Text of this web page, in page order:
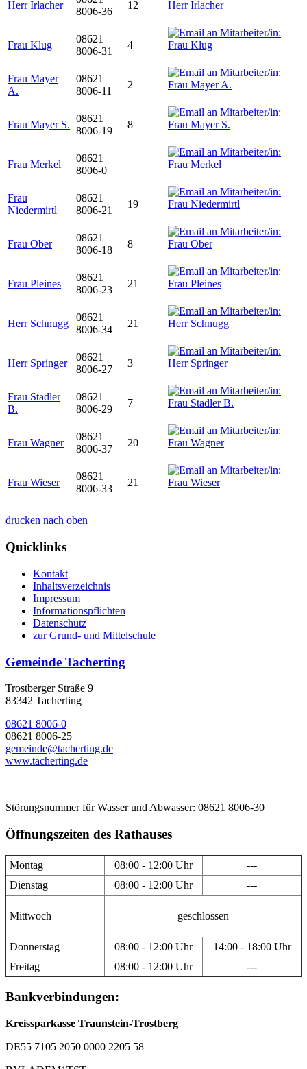
Herr Irlacher
8006-36
12
Frau Klug
08621
8006-31
4
Frau Mayer
A.
08621
8006-11
2
Frau Mayer S.
08621
8006-19
8
Frau Merkel
08621
8006-0
Frau
Niedermirtl
08621
8006-21
19
Frau Ober
08621
8006-18
8
Frau Pleines
08621
8006-23
21
Herr Schnugg
08621
8006-34
21
Herr Springer
08621
8006-27
3
Frau Stadler
B.
08621
8006-29
7
Frau Wagner
08621
8006-37
20
Frau Wieser
08621
8006-33
21
drucken nach oben
Quicklinks
Kontakt
Inhaltsverzeichnis
Impressum
Informationspflichten
Datenschutz
zur Grund- und Mittelschule
Gemeinde Tacherting
Trostberger Straße 9
83342 Tacherting
08621 8006-0
08621 8006-25
gemeinde@tacherting.de
www.tacherting.de
Störungsnummer für Wasser und Abwasser: 08621 8006-30
Öffnungszeiten des Rathauses
Montag 08:00 - 12:00 Uhr
---
Dienstag
08:00 - 12:00 Uhr ---
Mittwoch geschlossen
Donnerstag 08:00 - 12:00 Uhr
14:00 - 18:00 Uhr
Freitag
08:00 - 12:00 Uhr ---
Bankverbindungen:
Kreissparkasse Traunstein-Trostberg
DE55 7105 2050 0000 2205 58